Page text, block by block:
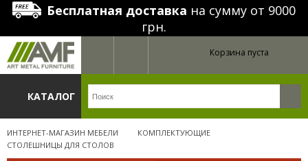
Бесплатная доставка на сумму от 9000
грн.
Корзина пуста
КАТАЛОГ
ИНТЕРНЕТ-МАГАЗИН МЕБЕЛИ
КОМПЛЕКТУЮЩИЕ
СТОЛЕШНИЦЫ ДЛЯ СТОЛОВ